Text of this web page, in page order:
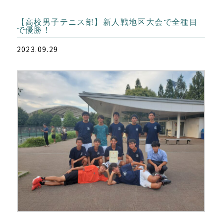
【高校男子テニス部】新人戦地区大会で全種目
で優勝！
2023.09.29